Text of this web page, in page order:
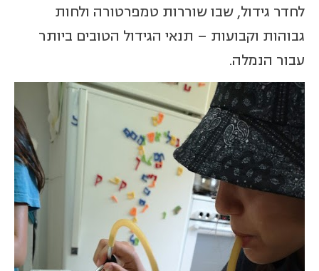
לחדר גידול, שבו שוררות טמפרטורה ולחות
גבוהות וקבועות – תנאי הגידול הטובים ביותר
עבור הנמלה.